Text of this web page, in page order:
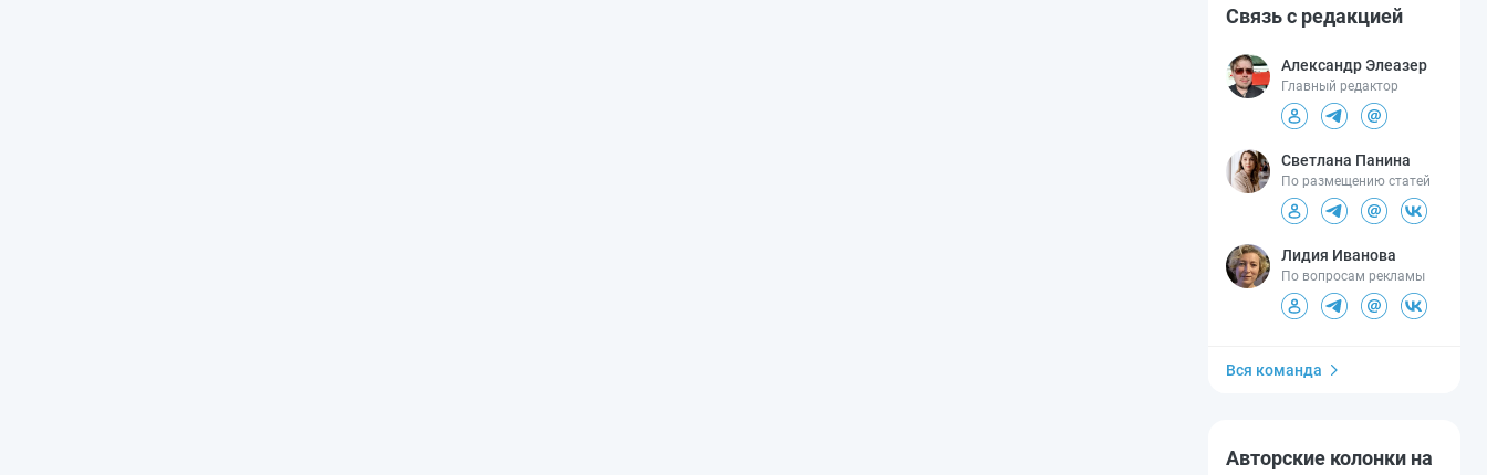
Связь с редакцией
Александр Элеазер
Главный редактор
Светлана Панина
По размещению статей
Лидия Иванова
По вопросам рекламы
Вся команда
Авторские колонки на